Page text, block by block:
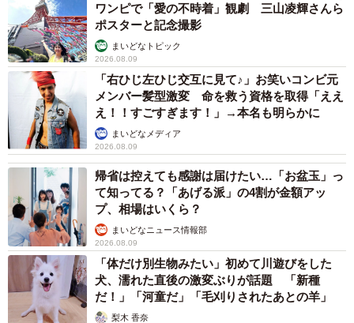
ワンピで「愛の不時着」観劇 三山凌輝さんら
ポスターと記念撮影
まいどなトピック
2026.08.09
「右ひじ左ひじ交互に見て♪」お笑いコンビ元
メンバー髪型激変 命を救う資格を取得「ええ
え！！すごすぎます！」→本名も明らかに
まいどなメディア
2026.08.09
帰省は控えても感謝は届けたい…「お盆玉」っ
て知ってる？「あげる派」の4割が金額アッ
プ、相場はいくら？
まいどなニュース情報部
2026.08.09
「体だけ別生物みたい」初めて川遊びをした
犬、濡れた直後の激変ぶりが話題 「新種
だ！」「河童だ」「毛刈りされたあとの羊」
梨木 香奈